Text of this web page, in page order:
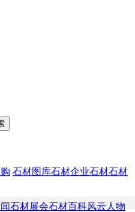
石材图库石材企业石材石材
石材展会石材百科风云人物